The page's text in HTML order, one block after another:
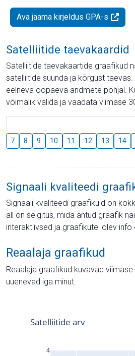
Ava jaama kirjeldus GPA-s
Satelliitide taevakaardid
Satelliitide taevakaartide graafikud
satelliitide suunda ja kõrgust
eelneva ööpäeva andmete põhjal.
võimalik valida ja vaadata viimase
7 8 9 10 11 12 13 14
Signaali kvaliteedi
Signaali kvaliteedi graafikuid on
all on selgitus, mida antud graafik
interaktiivsed ja graafikutel olev info
Reaalaja graafikud
Reaalaja graafikud kuvavad viimase
uuenevad iga minut.